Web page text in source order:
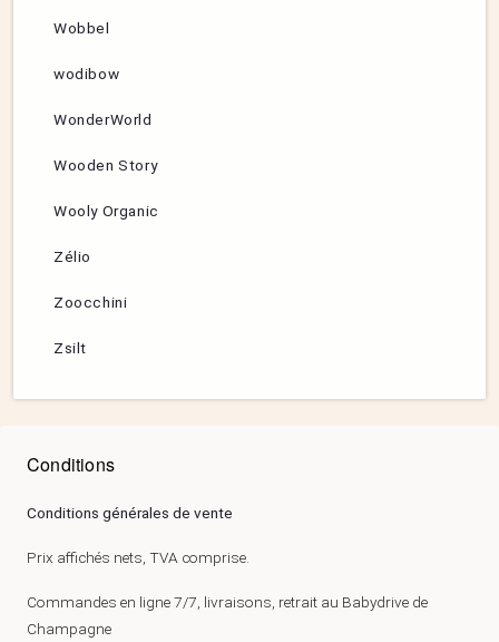
Wobbel
wodibow
WonderWorld
Wooden Story
Wooly Organic
Zélio
Zoocchini
Zsilt
Conditions
Conditions générales de vente
Prix affichés nets, TVA comprise.
Commandes en ligne 7/7, livraisons, retrait au Babydrive de
Champagne